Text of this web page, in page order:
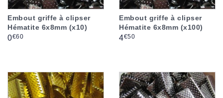
Embout griffe à clipser
Hématite 6x8mm (x10)
Prix
0€60
Embout griffe à clipser
Hématite 6x8mm (x100)
Prix
4€50